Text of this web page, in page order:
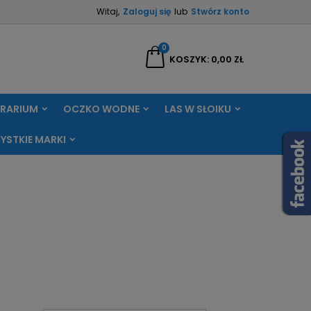
Witaj, Zaloguj się lub Stwórz konto
KOSZYK
0
0,00 ZŁ
OCZKO WODNE LAS W SŁOIKU
MARKI